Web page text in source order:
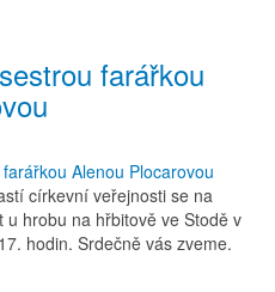
farářkou
církevní veřejnosti se na
hrobu na hřbitově ve Stodě v
hodin. Srdečně vás zveme.